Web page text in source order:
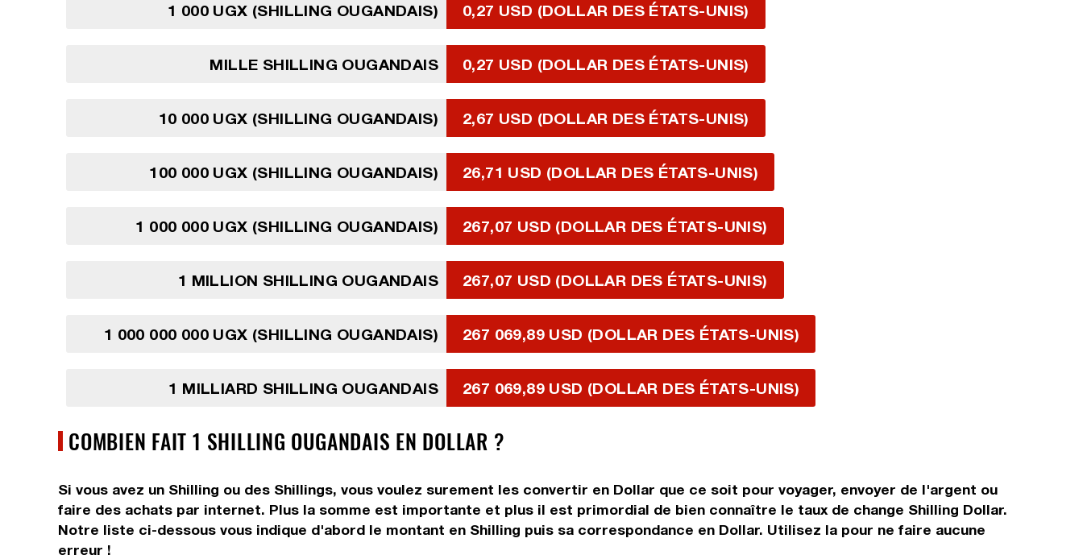
1 000 UGX (SHILLING OUGANDAIS) 0,27 USD (DOLLAR DES ÉTATS-UNIS)
MILLE SHILLING OUGANDAIS 0,27 USD (DOLLAR DES ÉTATS-UNIS)
10 000 UGX (SHILLING OUGANDAIS) 2,67 USD (DOLLAR DES ÉTATS-UNIS)
100 000 UGX (SHILLING OUGANDAIS) 26,71 USD (DOLLAR DES ÉTATS-UNIS)
1 000 000 UGX (SHILLING OUGANDAIS) 267,07 USD (DOLLAR DES ÉTATS-UNIS)
1 MILLION SHILLING OUGANDAIS 267,07 USD (DOLLAR DES ÉTATS-UNIS)
1 000 000 000 UGX (SHILLING OUGANDAIS) 267 069,89 USD (DOLLAR DES ÉTATS-UNIS)
1 MILLIARD SHILLING OUGANDAIS 267 069,89 USD (DOLLAR DES ÉTATS-UNIS)
COMBIEN FAIT 1 SHILLING OUGANDAIS EN DOLLAR ?
Si vous avez un Shilling ou des Shillings, vous voulez surement les convertir en Dollar que ce soit pour voyager, envoyer de l'argent ou
faire des achats par internet. Plus la somme est importante et plus il est primordial de bien connaître le taux de change Shilling Dollar.
Notre liste ci-dessous vous indique d'abord le montant en Shilling puis sa correspondance en Dollar. Utilisez la pour ne faire aucune
erreur !